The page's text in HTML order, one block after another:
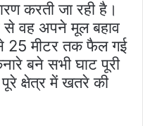
करती जा रही है।
से वह अपने मूल बहाव
25 मीटर तक फैल गई
बने सभी घाट पूरी
क्षेत्र में खतरे की